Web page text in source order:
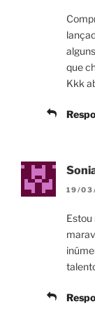
que
Kkk
19/
Estou